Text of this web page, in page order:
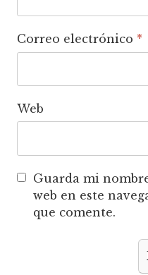
Correo electrónico *
Web
Guarda mi
web en este
que comente.